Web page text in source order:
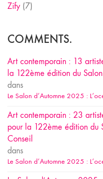
Zify (7)
COMMENTS.
Art contemporain : 13
la 122ème édition du
dans
Le Salon d’Automne 2025 :
Art contemporain : 23
pour la 122ème édition du
Conseil
dans
Le Salon d’Automne 2025 :